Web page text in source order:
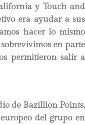
y Touch and
era ayudar a sus
hacer lo mismo
en parte
permitieron salir a
de Bazillion Points,
del grupo en